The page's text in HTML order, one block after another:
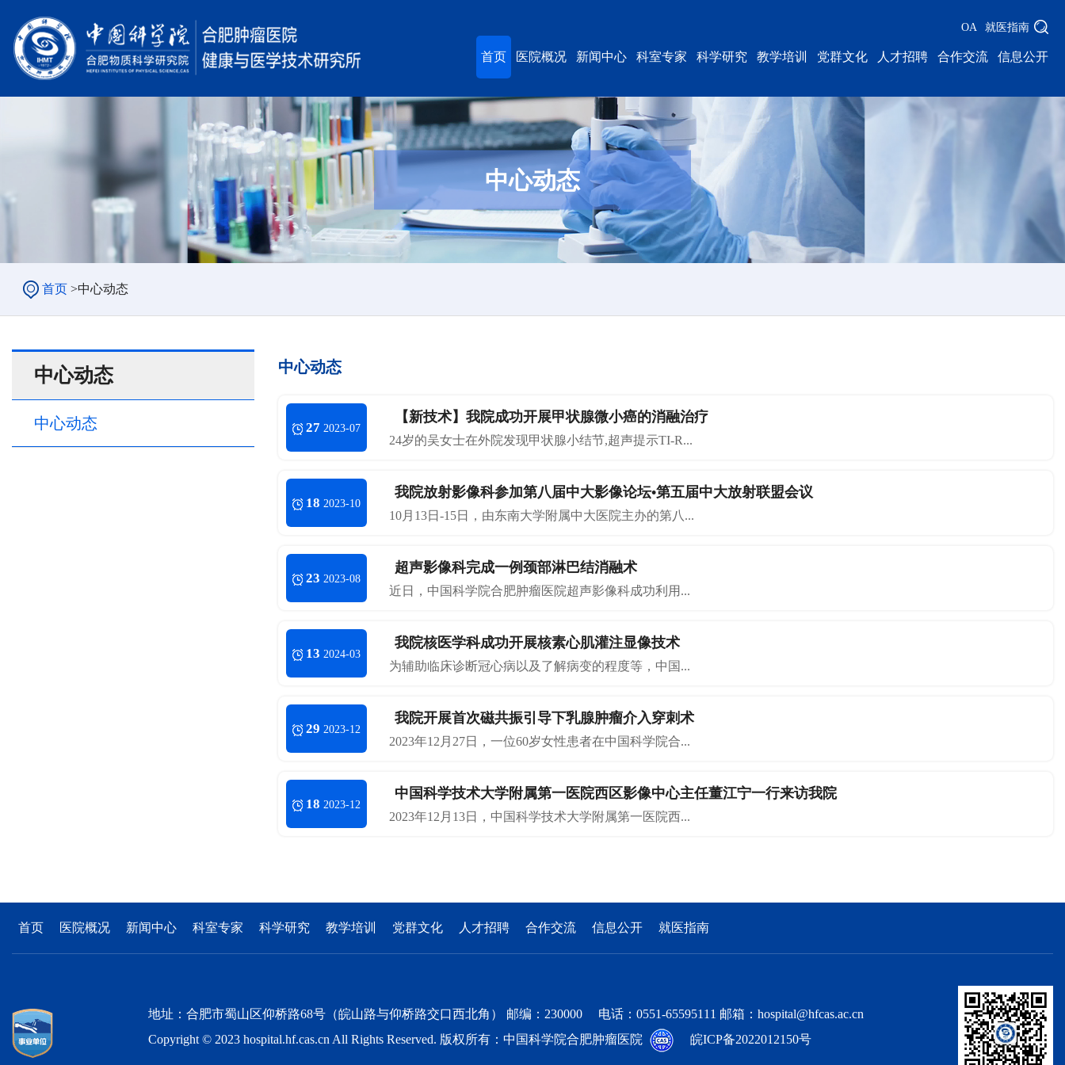
OA 就医指南
首页 医院概况 新闻中心 科室专家 科学研究 教学培训 党群文化 人才招聘 合作交流 信息公开
中心动态
首页 >中心动态
中心动态
中心动态
中心动态
27 2023-07
【新技术】我院成功开展甲状腺微小癌的消融治疗
24岁的吴女士在外院发现甲状腺小结节,超声提示TI-R...
18 2023-10
我院放射影像科参加第八届中大影像论坛•第五届中大放射联盟会议
10月13日-15日，由东南大学附属中大医院主办的第八...
23 2023-08
超声影像科完成一例颈部淋巴结消融术
近日，中国科学院合肥肿瘤医院超声影像科成功利用...
13 2024-03
我院核医学科成功开展核素心肌灌注显像技术
为辅助临床诊断冠心病以及了解病变的程度等，中国...
29 2023-12
我院开展首次磁共振引导下乳腺肿瘤介入穿刺术
2023年12月27日，一位60岁女性患者在中国科学院合...
18 2023-12
中国科学技术大学附属第一医院西区影像中心主任董江宁一行来访我院
2023年12月13日，中国科学技术大学附属第一医院西...
首页 医院概况 新闻中心 科室专家 科学研究 教学培训 党群文化 人才招聘 合作交流 信息公开 就医指南
地址：合肥市蜀山区仰桥路68号（皖山路与仰桥路交口西北角） 邮编：230000 电话：0551-65595111 邮箱：hospital@hfcas.ac.cn
Copyright © 2023 hospital.hf.cas.cn All Rights Reserved. 版权所有：中国科学院合肥肿瘤医院
皖ICP备2022012150号